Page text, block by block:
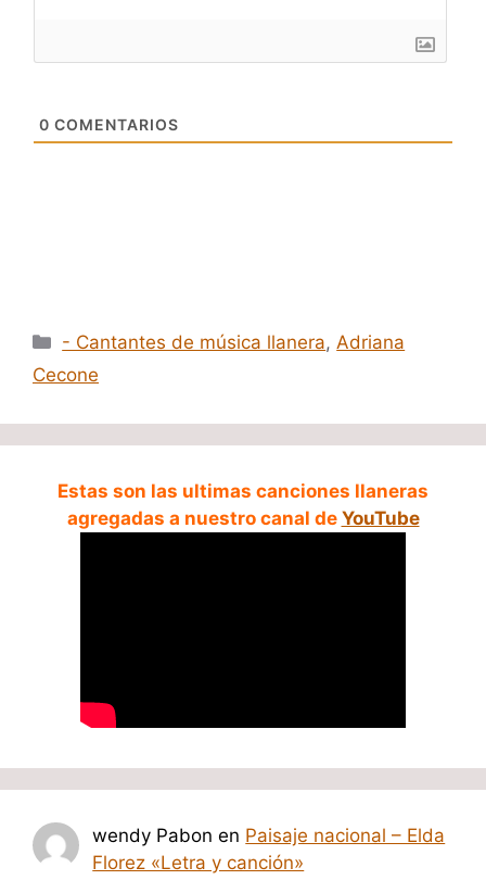
0 COMENTARIOS
Categorías
- Cantantes de música llanera, Adriana
Cecone
Estas son las ultimas canciones llaneras
agregadas a nuestro canal de YouTube
wendy Pabon en Paisaje nacional – Elda
Florez «Letra y canción»